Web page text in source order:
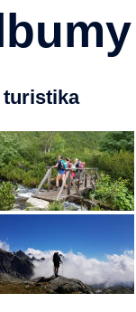
turistika